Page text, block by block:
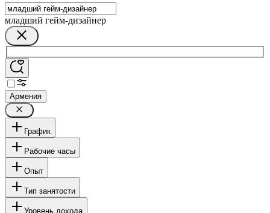
младший гейм-дизайнер
Армения
График
Рабочие часы
Опыт
Тип занятости
Уровень дохода